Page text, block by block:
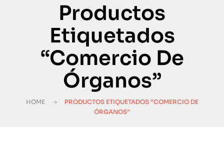
Productos
Etiquetados
“Comercio De
Órganos”
HOME
PRODUCTOS ETIQUETADOS “COMERCIO DE
ÓRGANOS”